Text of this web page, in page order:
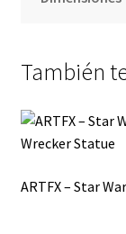
También
ARTFX – Star